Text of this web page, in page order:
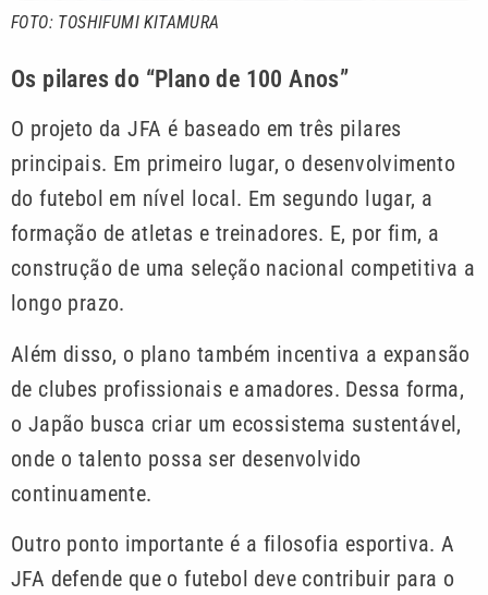
FOTO: TOSHIFUMI KITAMURA
Os pilares do “Plano de 100 Anos”
O projeto da JFA é baseado em três pilares
principais. Em primeiro lugar, o desenvolvimento
do futebol em nível local. Em segundo lugar, a
formação de atletas e treinadores. E, por fim, a
construção de uma seleção nacional competitiva a
longo prazo.
Além disso, o plano também incentiva a expansão
de clubes profissionais e amadores. Dessa forma,
o Japão busca criar um ecossistema sustentável,
onde o talento possa ser desenvolvido
continuamente.
Outro ponto importante é a filosofia esportiva. A
JFA defende que o futebol deve contribuir para o